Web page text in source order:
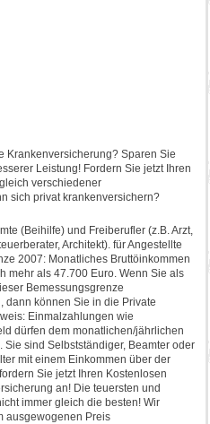
Krankenversicherung? Sparen Sie
Leistung! Fordern Sie jetzt Ihren
verschiedener
sich privat krankenversichern?
(Beihilfe) und Freiberufler (z.B. Arzt,
Architekt). für Angestellte
2007: Monatliches Bruttöinkommen
mehr als 47.700 Euro. Wenn Sie als
Bemessungsgrenze
dann können Sie in die Private
Einmalzahlungen wie
dürfen dem monatlichen/jährlichen
sind Selbstständiger, Beamter oder
mit einem Einkommen über der
Sie jetzt Ihren Kostenlosen
an! Die teuersten und
immer gleich die besten! Wir
ausgewogenen Preis